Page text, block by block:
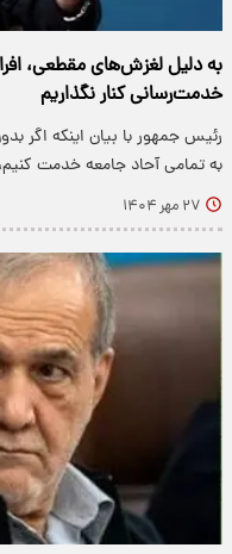
به دلیل لغزش‌های مقطعی،
خدمت‌رسانی کنار نگذاریم
رئیس جمهور با بیان اینکه
به تمامی آحاد جامعه خدمت
۲۷ مهر ۱۴۰۴